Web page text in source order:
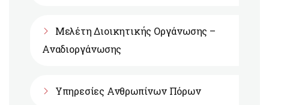
Μελέτη Διοικητικής Οργάνωσης –
Αναδιοργάνωσης
Υπηρεσίες Ανθρωπίνων Πόρων